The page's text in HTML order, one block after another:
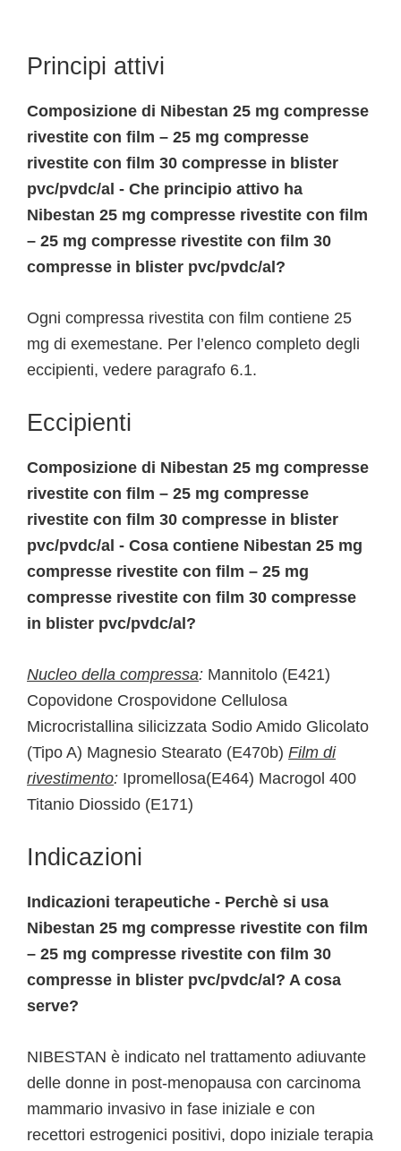
Principi attivi
Composizione di Nibestan 25 mg compresse
rivestite con film – 25 mg compresse
rivestite con film 30 compresse in blister
pvc/pvdc/al - Che principio attivo ha
Nibestan 25 mg compresse rivestite con film
– 25 mg compresse rivestite con film 30
compresse in blister pvc/pvdc/al?
Ogni compressa rivestita con film contiene 25
mg di exemestane. Per l’elenco completo degli
eccipienti, vedere paragrafo 6.1.
Eccipienti
Composizione di Nibestan 25 mg compresse
rivestite con film – 25 mg compresse
rivestite con film 30 compresse in blister
pvc/pvdc/al - Cosa contiene Nibestan 25 mg
compresse rivestite con film – 25 mg
compresse rivestite con film 30 compresse
in blister pvc/pvdc/al?
Nucleo della compressa: Mannitolo (E421)
Copovidone Crospovidone Cellulosa
Microcristallina silicizzata Sodio Amido Glicolato
(Tipo A) Magnesio Stearato (E470b) Film di
rivestimento: Ipromellosa(E464) Macrogol 400
Titanio Diossido (E171)
Indicazioni
Indicazioni terapeutiche - Perchè si usa
Nibestan 25 mg compresse rivestite con film
– 25 mg compresse rivestite con film 30
compresse in blister pvc/pvdc/al? A cosa
serve?
NIBESTAN è indicato nel trattamento adiuvante
delle donne in post-menopausa con carcinoma
mammario invasivo in fase iniziale e con
recettori estrogenici positivi, dopo iniziale terapia